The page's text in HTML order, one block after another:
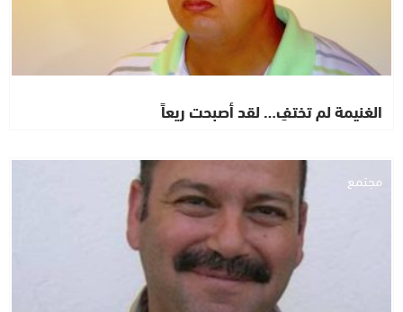
الغنيمة لم تختفِ… لقد أصبحت ريعاً
مجتمع